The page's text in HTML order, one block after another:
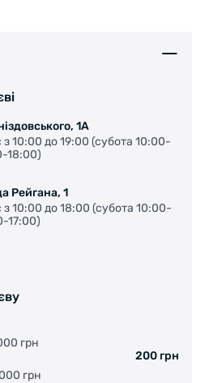
1А
10:00 до 19:00 (субота 10:00-
18:00)
Рейгана, 1
10:00 до 18:00 (субота 10:00-
17:00)
грн
200 грн
грн